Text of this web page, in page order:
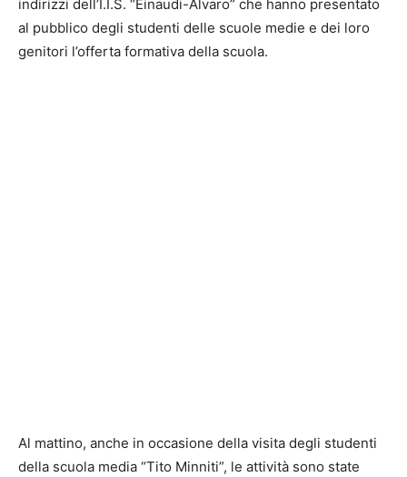
indirizzi dell’I.I.S. “Einaudi-Alvaro” che hanno presentato
al pubblico degli studenti delle scuole medie e dei loro
genitori l’offerta formativa della scuola.
Al mattino, anche in occasione della visita degli studenti
della scuola media “Tito Minniti”, le attività sono state